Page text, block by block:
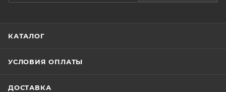
КАТАЛОГ
УСЛОВИЯ ОПЛАТЫ
ДОСТАВКА